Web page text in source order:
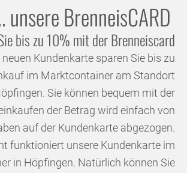
unsere BrenneisCARD
bis zu 10% mit der Brenneiscard
Kundenkarte sparen Sie bis zu
im Marktcontainer am Standort
Sie können bequem mit der
der Betrag wird einfach von
auf der Kundenkarte abgezogen.
funktioniert unsere Kundenkarte im
in Höpfingen. Natürlich können Sie